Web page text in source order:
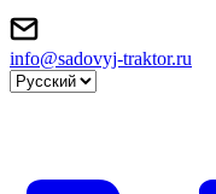
info@sadovyj-traktor.ru